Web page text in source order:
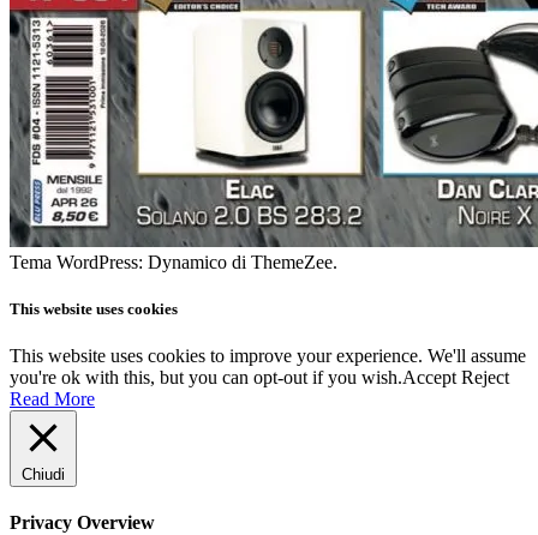
Tema WordPress: Dynamico di ThemeZee.
This website uses cookies
This website uses cookies to improve your experience. We'll assume
you're ok with this, but you can opt-out if you wish.Accept Reject
Read More
Chiudi
Privacy Overview